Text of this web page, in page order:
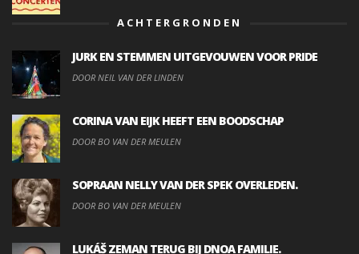
ACHTERGRONDEN
JURK EN STEMMEN UITGEVOUWEN VOOR PRIDE
DOOR NEIL VAN DER LINDEN
CORINA VAN EIJK HEEFT EEN BOODSCHAP
DOOR BO VAN DER MEULEN
SOPRAAN NELLY VAN DER SPEK OVERLEDEN.
DOOR BO VAN DER MEULEN
LUKÁŠ ZEMAN TERUG BIJ DNOA FAMILIE.